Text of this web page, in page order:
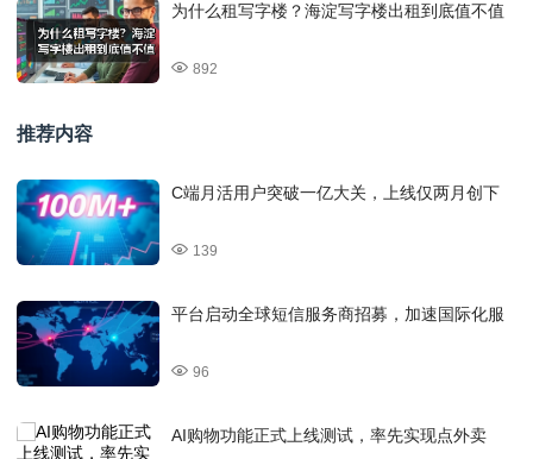
为什么租写字楼？海淀写字楼出租到底值不值
892
推荐内容
C端月活用户突破一亿大关，上线仅两月创下
139
平台启动全球短信服务商招募，加速国际化服
96
AI购物功能正式上线测试，率先实现点外卖